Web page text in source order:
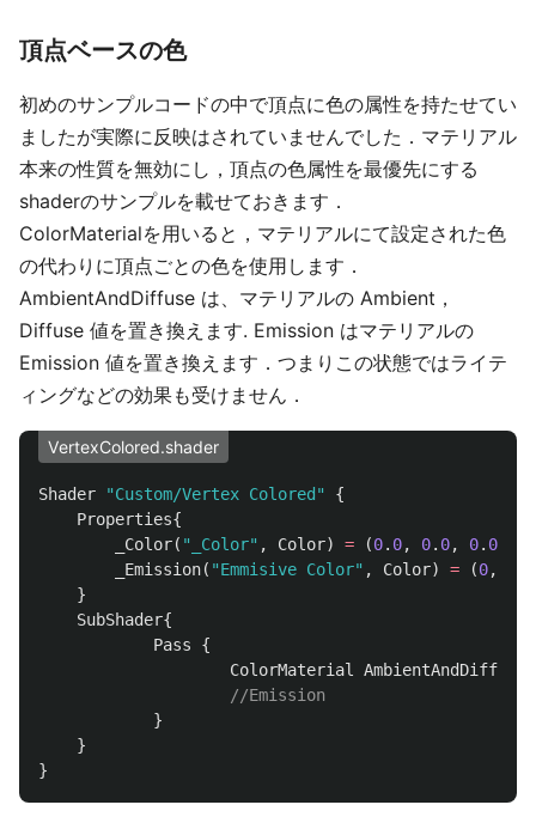
頂点ベースの色
初めのサンプルコードの中で頂点に色の属性を持たせてい
ましたが実際に反映はされていませんでした．マテリアル
本来の性質を無効にし，頂点の色属性を最優先にする
shaderのサンプルを載せておきます．
ColorMaterialを用いると，マテリアルにて設定された色
の代わりに頂点ごとの色を使用します．
AmbientAndDiffuse は、マテリアルの Ambient，
Diffuse 値を置き換えます. Emission はマテリアルの
Emission 値を置き換えます．つまりこの状態ではライテ
ィングなどの効果も受けません．
VertexColored.shader
Shader "Custom/Vertex Colored"
{
Properties{
_Color( "_Color" , Color) = (0. 0, 0. 0, 0. 0
_Emission( "Emmisive Color" , Color) = (0,
}
SubShader{
Pass
{
ColorMaterial
AmbientAndDiffuse
//Emission
}
}
}